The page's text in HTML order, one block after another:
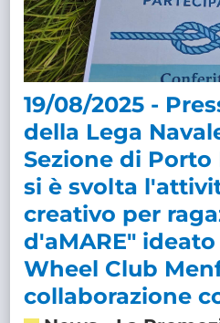
19/08/2025 -
della Lega
Sezione di
si è svolta
creativo per
d'aMARE"
Wheel Club
collaborazione